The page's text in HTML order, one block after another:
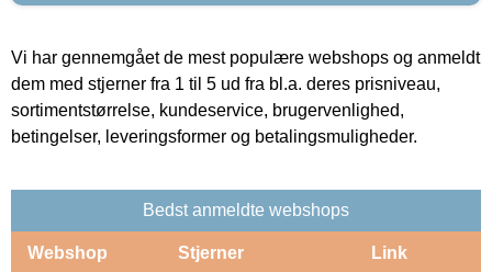
Vi har gennemgået de mest populære webshops og anmeldt
dem med stjerner fra 1 til 5 ud fra bl.a. deres prisniveau,
sortimentstørrelse, kundeservice, brugervenlighed,
betingelser, leveringsformer og betalingsmuligheder.
Bedst anmeldte webshops
Webshop Stjerner Link